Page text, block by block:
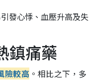
發心悸、血壓升高及失
鎮痛藥
險較高 。相比之下，多